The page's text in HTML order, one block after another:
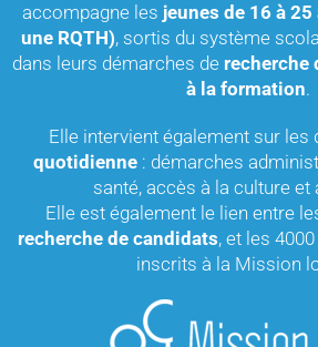
accompagne les jeunes de 16 à 25
une RQTH), sortis du système
dans leurs démarches de recherche
à la formation.
Elle intervient également sur les
quotidienne : démarches
santé, accès à la culture et
Elle est également le lien entre
recherche de candidats, et les
inscrits à la Mission